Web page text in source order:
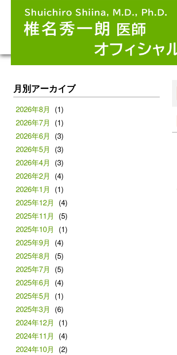
月別アーカイブ
2026年8月
(1)
2026年7月
(1)
2026年6月
(3)
2026年5月
(3)
2026年4月
(3)
2026年2月
(4)
2026年1月
(1)
2025年12月
(4)
2025年11月
(5)
2025年10月
(1)
2025年9月
(4)
2025年8月
(5)
2025年7月
(5)
2025年6月
(4)
2025年5月
(1)
2025年3月
(6)
2024年12月
(1)
2024年11月
(4)
2024年10月
(2)